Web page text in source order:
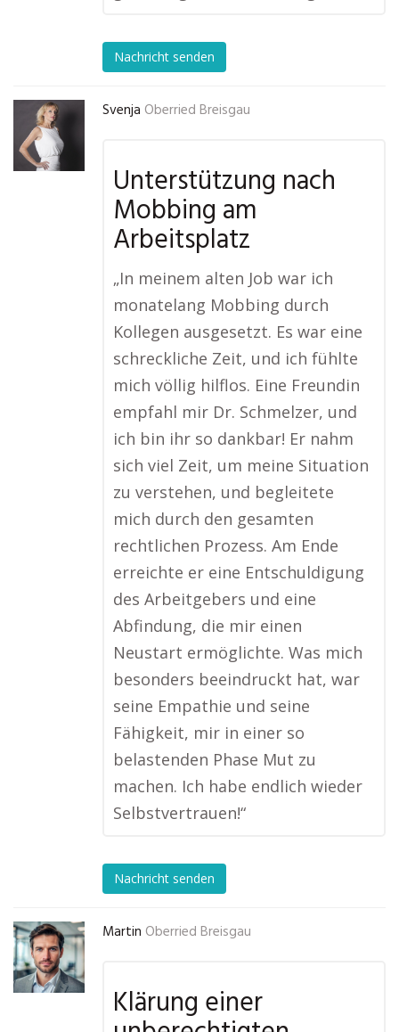
Nachricht senden
Svenja Oberried Breisgau
Unterstützung nach
Mobbing am
Arbeitsplatz
„In meinem alten Job war ich
monatelang Mobbing durch
Kollegen ausgesetzt. Es war eine
schreckliche Zeit, und ich fühlte
mich völlig hilflos. Eine Freundin
empfahl mir Dr. Schmelzer, und
ich bin ihr so dankbar! Er nahm
sich viel Zeit, um meine Situation
zu verstehen, und begleitete
mich durch den gesamten
rechtlichen Prozess. Am Ende
erreichte er eine Entschuldigung
des Arbeitgebers und eine
Abfindung, die mir einen
Neustart ermöglichte. Was mich
besonders beeindruckt hat, war
seine Empathie und seine
Fähigkeit, mir in einer so
belastenden Phase Mut zu
machen. Ich habe endlich wieder
Selbstvertrauen!“
Nachricht senden
Martin Oberried Breisgau
Klärung einer